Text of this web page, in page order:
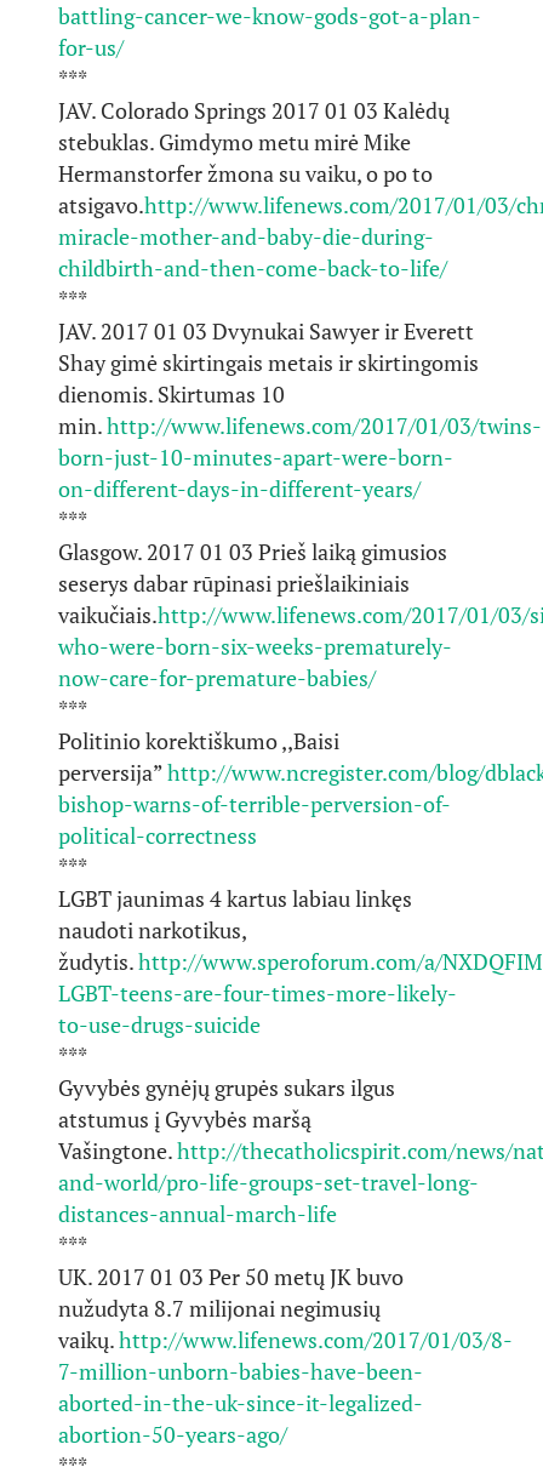
battling-cancer-we-know-gods-got-a-plan-
for-us/
***
JAV. Colorado Springs 2017 01 03 Kalėdų
stebuklas. Gimdymo metu mirė Mike
Hermanstorfer žmona su vaiku, o po to
atsigavo.http://www.lifenews.com/2017/01/03/
miracle-mother-and-baby-die-during-
childbirth-and-then-come-back-to-life/
***
JAV. 2017 01 03 Dvynukai Sawyer ir Everett
Shay gimė skirtingais metais ir skirtingomis
dienomis. Skirtumas 10
min.http://www.lifenews.com/2017/01/03/twins-
born-just-10-minutes-apart-were-born-
on-different-days-in-different-years/
***
Glasgow. 2017 01 03 Prieš laiką gimusios
seserys dabar rūpinasi priešlaikiniais
vaikučiais.http://www.lifenews.com/2017/01/03/
who-were-born-six-weeks-prematurely-
now-care-for-premature-babies/
***
Politinio korektiškumo ,,Baisi
perversija”http://www.ncregister.com/blog/
bishop-warns-of-terrible-perversion-of-
political-correctness
***
LGBT jaunimas 4 kartus labiau linkęs
naudoti narkotikus,
žudytis.http://www.speroforum.com/a/
LGBT-teens-are-four-times-more-likely-
to-use-drugs-suicide
***
Gyvybės gynėjų grupės sukars ilgus
atstumus į Gyvybės maršą
Vašingtone.http://thecatholicspirit.com/news/
and-world/pro-life-groups-set-travel-long-
distances-annual-march-life
***
UK. 2017 01 03 Per 50 metų JK buvo
nužudyta 8.7 milijonai negimusių
vaikų.http://www.lifenews.com/2017/01/03/8-
7-million-unborn-babies-have-been-
aborted-in-the-uk-since-it-legalized-
abortion-50-years-ago/